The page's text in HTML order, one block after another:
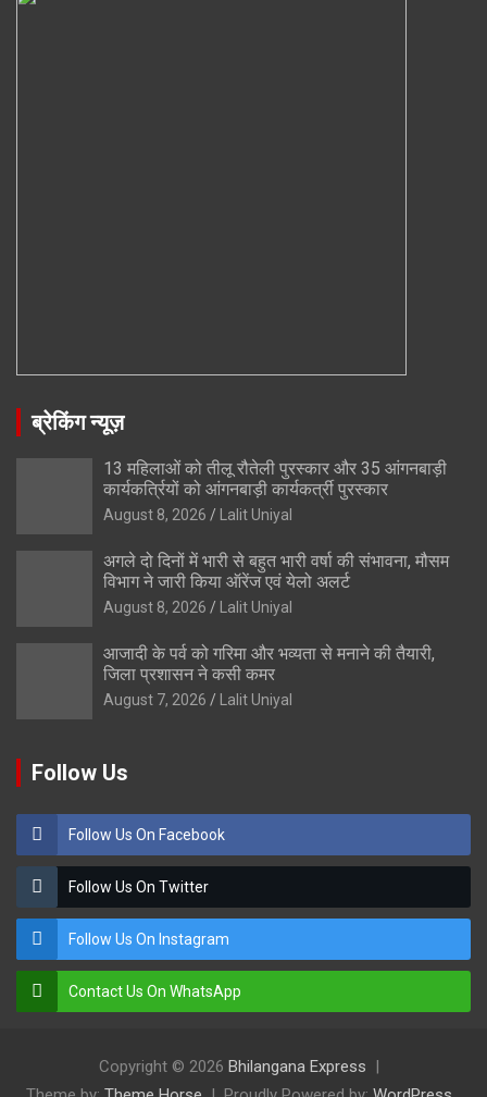
ब्रेकिंग न्यूज़
13 महिलाओं को तीलू रौतेली पुरस्कार और 35 आंगनबाड़ी
कार्यकर्त्रियों को आंगनबाड़ी कार्यकर्त्री पुरस्कार
August 8, 2026 Lalit Uniyal
अगले दो दिनों में भारी से बहुत भारी वर्षा की संभावना, मौसम
विभाग ने जारी किया ऑरेंज एवं येलो अलर्ट
August 8, 2026 Lalit Uniyal
आजादी के पर्व को गरिमा और भव्यता से मनाने की तैयारी,
जिला प्रशासन ने कसी कमर
August 7, 2026 Lalit Uniyal
Follow Us
Follow Us On Facebook
Follow Us On Twitter
Follow Us On Instagram
Contact Us On WhatsApp
Copyright © 2026 Bhilangana Express